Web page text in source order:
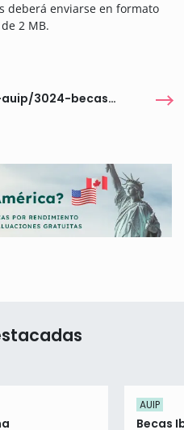
deberá enviarse en formato
2 MB.
https://auip.org/es/becas-auip/3024-becas-auip322
AUIP
Becas